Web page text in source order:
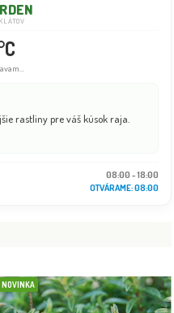
nedostupné
rastliny pre váš kúsok raja.
08:00 - 18:00
08:00 - 16:00
NOVINKA